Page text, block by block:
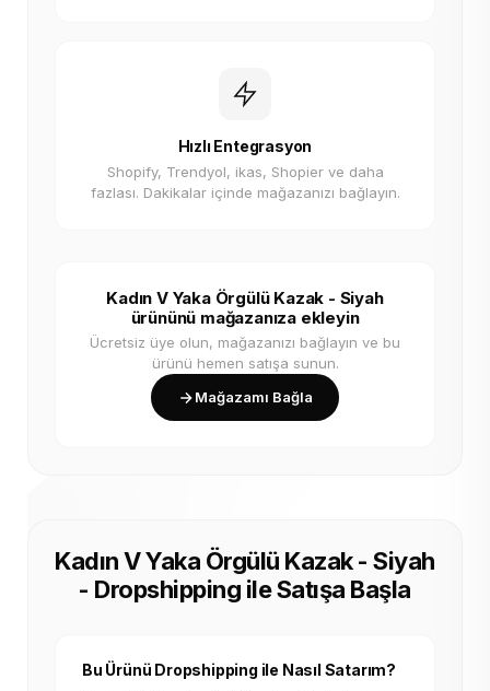
Hızlı Entegrasyon
Shopify, Trendyol, ikas, Shopier ve daha
fazlası. Dakikalar içinde mağazanızı bağlayın.
Kadın V Yaka Örgülü Kazak - Siyah
ürününü mağazanıza ekleyin
Ücretsiz üye olun, mağazanızı bağlayın ve bu
ürünü hemen satışa sunun.
Mağazamı Bağla
Kadın V Yaka Örgülü Kazak - Siyah
- Dropshipping ile Satışa Başla
Bu Ürünü Dropshipping ile Nasıl Satarım?